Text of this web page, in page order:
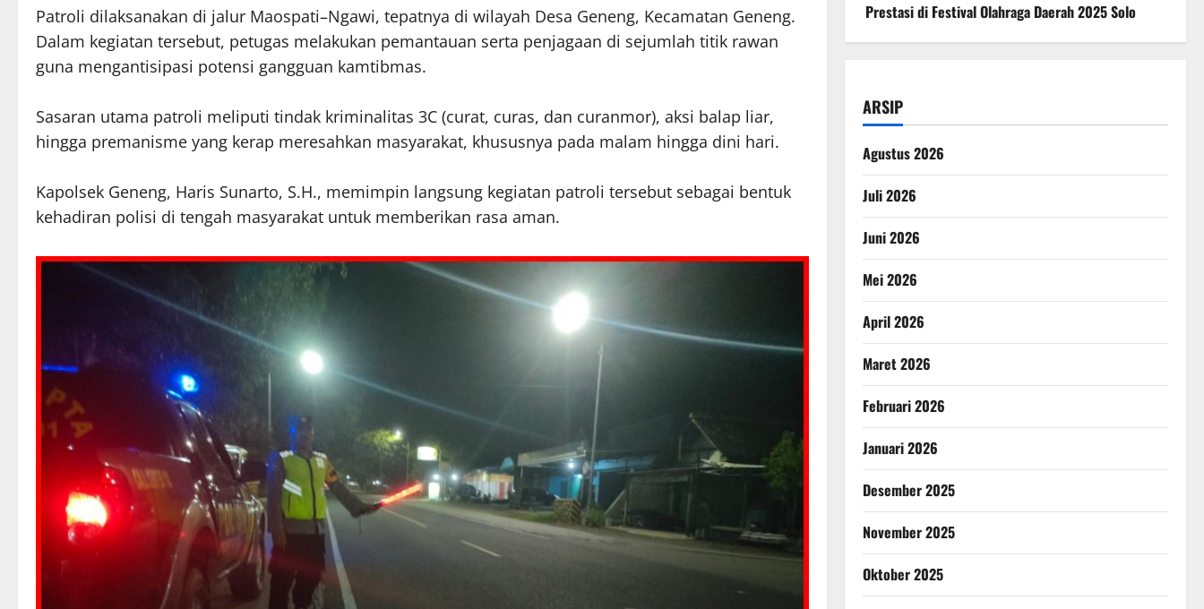
Patroli dilaksanakan di jalur Maospati–Ngawi, tepatnya di wilayah Desa Geneng, Kecamatan Geneng.
Dalam kegiatan tersebut, petugas melakukan pemantauan serta penjagaan di sejumlah titik rawan
guna mengantisipasi potensi gangguan kamtibmas.
Sasaran utama patroli meliputi tindak kriminalitas 3C (curat, curas, dan curanmor), aksi balap liar,
hingga premanisme yang kerap meresahkan masyarakat, khususnya pada malam hingga dini hari.
Kapolsek Geneng, Haris Sunarto, S.H., memimpin langsung kegiatan patroli tersebut sebagai bentuk
kehadiran polisi di tengah masyarakat untuk memberikan rasa aman.
Prestasi di Festival Olahraga Daerah 2025 Solo
ARSIP
Agustus 2026
Juli 2026
Juni 2026
Mei 2026
April 2026
Maret 2026
Februari 2026
Januari 2026
Desember 2025
November 2025
Oktober 2025